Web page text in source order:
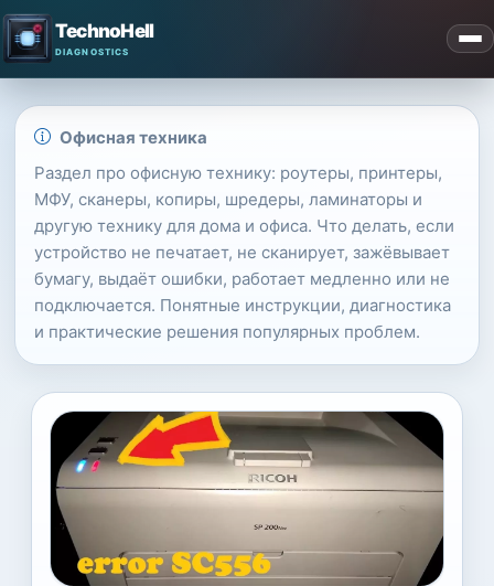
TechnoHell
Офисная техника
Раздел про офисную технику: роутеры, принтеры,
МФУ, сканеры, копиры, шредеры, ламинаторы и
другую технику для дома и офиса. Что делать, если
устройство не печатает, не сканирует, зажёвывает
бумагу, выдаёт ошибки, работает медленно или не
подключается. Понятные инструкции, диагностика
и практические решения популярных проблем.